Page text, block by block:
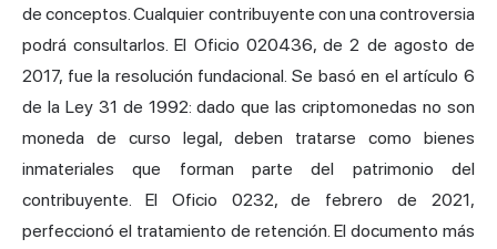
de conceptos. Cualquier contribuyente con una controversia
podrá consultarlos. El Oficio 020436, de 2 de agosto de
2017, fue la resolución fundacional. Se basó en el artículo 6
de la Ley 31 de 1992: dado que las criptomonedas no son
moneda de curso legal, deben tratarse como bienes
inmateriales que forman parte del patrimonio del
contribuyente. El Oficio 0232, de febrero de 2021,
perfeccionó el tratamiento de retención. El documento más